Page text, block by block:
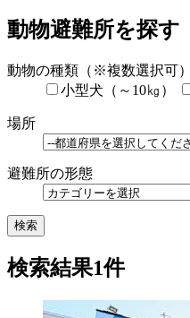
動物避難所を探す
動物の種類 （※複数選択可）
小型犬（～10㎏）
場所
避難所の形態
検索
検索結果1件